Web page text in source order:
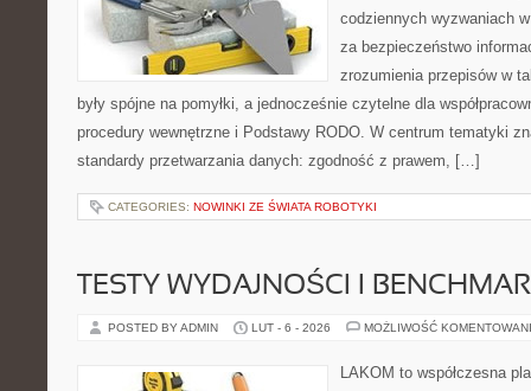
codziennych wyzwaniach
za bezpieczeństwo
zrozumienia przepisów w
były spójne na pomyłki, a jednocześnie czytelne dla
procedury wewnętrzne i Podstawy RODO. W centrum tematyki
standardy przetwarzania danych: zgodność z prawem, […]
CATEGORIES: NOWINKI ZE ŚWIATA ROBOTYKI
TESTY WYDAJNOŚCI I
POSTED BY ADMIN LUT - 6 - 2026 MOŻLIWOŚĆ
LAKOM to współczesna